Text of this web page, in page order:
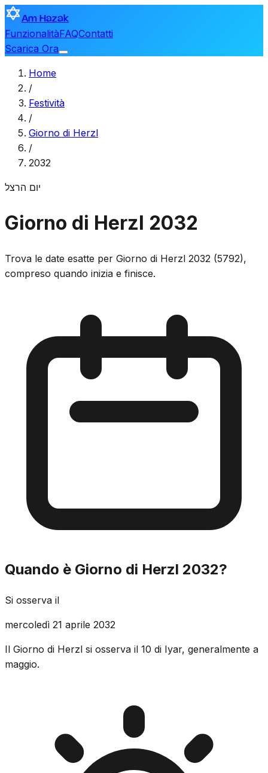
Am Hazak
FunzionalitàFAQContatti
Scarica Ora
Home
/
Festività
/
Giorno di Herzl
/
2032
יום הרצל
Giorno di Herzl 2032
Trova le date esatte per Giorno di Herzl 2032 (5792),
compreso quando inizia e finisce.
Quando è Giorno di Herzl 2032?
Si osserva il
mercoledì 21 aprile 2032
Il Giorno di Herzl si osserva il 10 di Iyar, generalmente a
maggio.